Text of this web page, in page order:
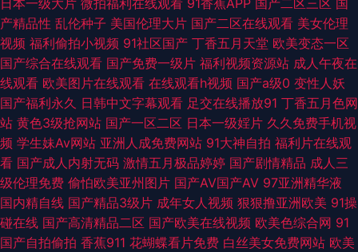
网 韩国电影黑丝视频 日本激情四射 欧美综合色 在线导航福利AV 综合色图欧
美 www97亚洲 三级三级久久香港 久草中文网 福利资源在线久 国产日日夜
夜网站 精品久久区 免费人人操 99色色网 免费看片5h 熟女91视频 三级片日
韩有码 天天艹逼 AV宅配站 国产传媒日韩一区 日韩123AV www黑料尤物 国
产亚洲一A 蜜桃草91视频 九九视频网 久久艹逼 国产56区 美女视频1区 人人
摸人人搞 最新91在线视频 97狠狠综合 www高清无码 东京热AV影院 狠狠草
日本一级大片 微拍福利在线观看 91香蕉APP 国产二区三区 国
产精品性 乱伦种子 美国伦理大片 国产二区在线观看 美女伦理
视频 福利偷拍小视频 91社区国产 丁香五月天堂 欧美变态一区
国产综合在线观看 国产免费一级片 福利视频资源站 成人午夜在
线观看 欧美图片在线观看 在线观看h视频 国产a级0 变性人妖
国产福利永久 日韩中文字幕观看 足交在线播放91 丁香五月色网
站 黄色3级抢网站 国产一区二区 日本一级婬片 久久免费手机视
频 学生妹Av网站 亚洲人成免费网站 91大神自拍 福利片在线观
看 国产成人内射无码 激情五月极品婷婷 国产剧情精品 成人三
级伦理免费 偷怕欧美亚州图片 国产AV国产AV 97亚洲精华液
国内精自线 国产精品3级片 成年女人视频 狠狠撸亚洲欧美 91操
碰在线 国产高清精品二区 国产欧美在线视频 欧美色综合网 91
国产自拍偷拍 香蕉911 花蝴蝶看片免费 白丝美女免费网站 欧美